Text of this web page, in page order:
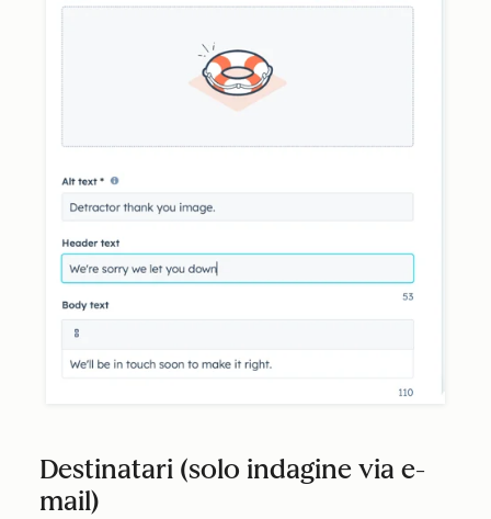
Destinatari (solo indagine via e-
mail)